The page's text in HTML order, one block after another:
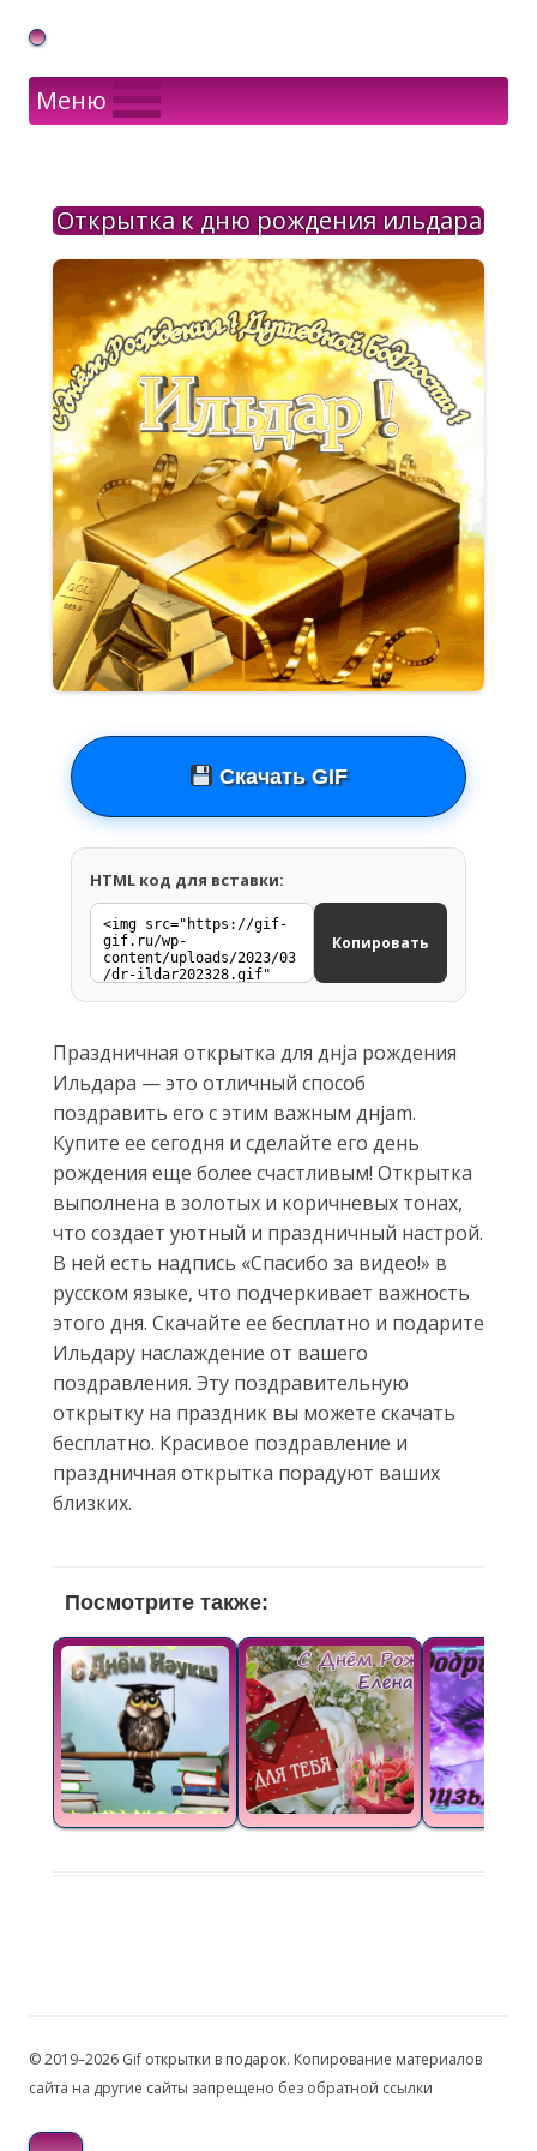
Gif Открытки в подарок
Меню
Открытка к дню рождения ильдара
Скачать GIF
HTML код для вставки:
Копировать
Праздничная открытка для днja рождения
Ильдара — это отличный способ
поздравить его с этим важным днjam.
Купите ее сегодня и сделайте его день
рождения еще более счастливым! Открытка
выполнена в золотых и коричневых тонах,
что создает уютный и праздничный настрой.
В ней есть надпись «Спасибо за видео!» в
русском языке, что подчеркивает важность
этого дня. Скачайте ее бесплатно и подарите
Ильдару наслаждение от вашего
поздравления. Эту поздравительную
открытку на праздник вы можете скачать
бесплатно. Красивое поздравление и
праздничная открытка порадуют ваших
близких.
Посмотрите также:
© 2019–2026 Gif открытки в подарок. Копирование материалов
сайта на другие сайты запрещено без обратной ссылки